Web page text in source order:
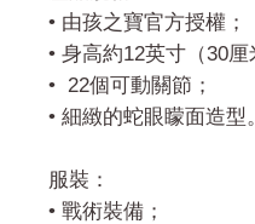
• 由孩之寶官方授權；
• 身高約12英寸（30厘
• 22個可動關節；
• 細緻的蛇眼矇面造型。
服裝：
• 戰術裝備；